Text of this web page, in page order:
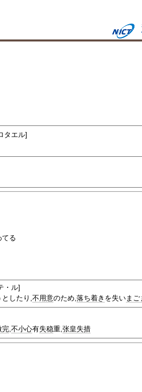
タエル]
てる
・ル]
したり,不用意のため,落ち着き を失いまご
完,不小心有失稳重,张皇失措